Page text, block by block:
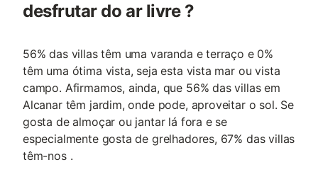
desfrutar do ar livre ?
56% das villas têm uma varanda e terraço e 0%
têm uma ótima vista, seja esta vista mar ou vista
campo. Afirmamos, ainda, que 56% das villas em
Alcanar têm jardim, onde pode, aproveitar o sol. Se
gosta de almoçar ou jantar lá fora e se
especialmente gosta de grelhadores, 67% das villas
têm-nos .